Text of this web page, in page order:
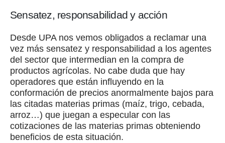
Sensatez, responsabilidad y acción
Desde UPA nos vemos obligados a reclamar una
vez más sensatez y responsabilidad a los agentes
del sector que intermedian en la compra de
productos agrícolas. No cabe duda que hay
operadores que están influyendo en la
conformación de precios anormalmente bajos para
las citadas materias primas (maíz, trigo, cebada,
arroz…) que juegan a especular con las
cotizaciones de las materias primas obteniendo
beneficios de esta situación.